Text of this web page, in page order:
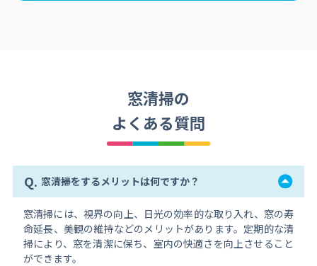
窓清掃の
よくある質問
Q. 窓清掃をするメリットは何ですか？
窓清掃には、視界の向上、日光の効率的な取り入れ、窓の寿
命延長、美観の維持などのメリットがあります。定期的な清
掃により、窓を清潔に保ち、室内の快適さを向上させること
ができます。